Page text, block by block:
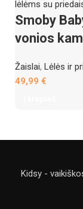
Smoby
vonios
Žaislai, Lėlės ir
49,99 €
Kidsy -